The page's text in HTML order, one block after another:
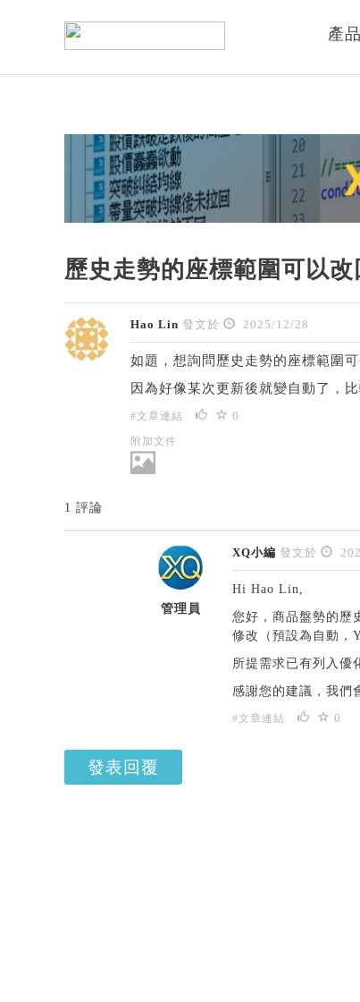
產
歷史走勢的座標範圍可以
Hao Lin 發文於 2025/12/28
如題，想詢問歷史走勢的座標範圍
因為好像某次更新後就變自動了，
#文章連結 0
附加文件
1 評論
管理員
XQ小編 發文於
Hi Hao Lin,
您好，商品盤勢的歷
修改（預設為自動，
所提需求已有列入優
感謝您的建議，我們
#文章連結 0
發表回覆